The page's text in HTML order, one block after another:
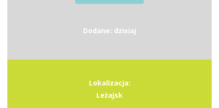
Dodane: dzisiaj
Lokalizacja:
Leżajsk